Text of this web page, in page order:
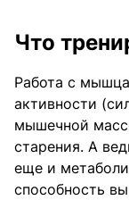
Что
Работа с
активности
мышечной
старения. А
еще и
способность